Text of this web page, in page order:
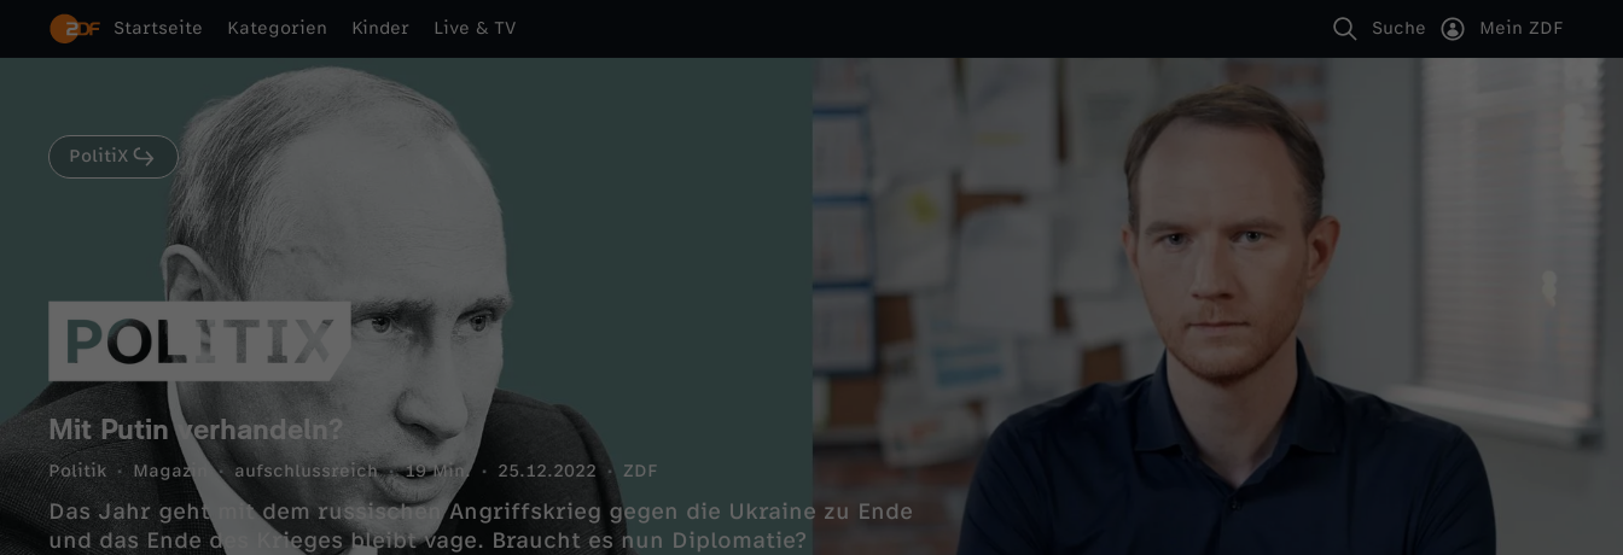
Startseite Kategorien Kinder Live & TV Suche Mein ZDF
PolitiX
Mit Putin verhandeln?
Politik Magazin aufschlussreich 19 Min. 25.12.2022 ZDF
Das Jahr geht mit dem russischen Angriffskrieg gegen die Ukraine zu Ende
und das Ende des Krieges bleibt vage. Braucht es nun Diplomatie?